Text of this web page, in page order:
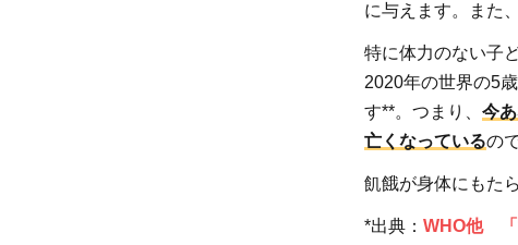
なる
妊産
婦や
乳児
のリ
スク
を高
に与えます。また
特に体力のない子
2020年の世界の5
す**。つまり、 今
亡くなっているの
飢餓が身体にもた
*出典： WHO他 「